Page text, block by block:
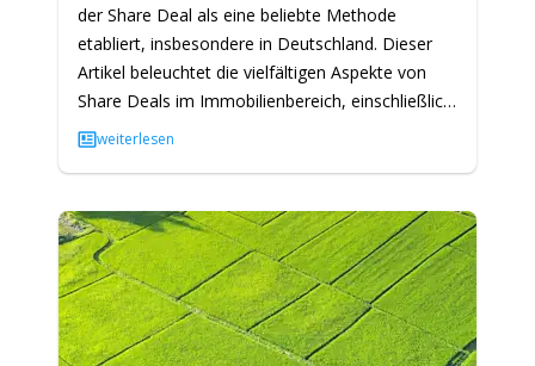
der Share Deal als eine beliebte Methode
etabliert, insbesondere in Deutschland. Dieser
Artikel beleuchtet die vielfältigen Aspekte von
Share Deals im Immobilienbereich, einschließlich
ihrer…
weiterlesen